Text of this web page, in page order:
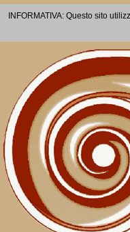
INFORMATIVA: Questo sito